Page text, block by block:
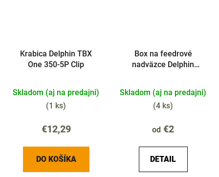
Krabica Delphin TBX
One 350-5P Clip
Skladom (aj na predajni)
(1 ks)
€12,29
DO KOŠÍKA
Box na feedrové
nadväzce Delphin
Skladom (aj na predajni)
(4 ks)
od €2
DETAIL